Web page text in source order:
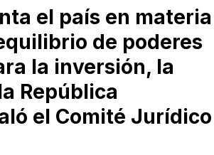
el país en materia
de poderes
la inversión, la
República
el Comité Jurídico